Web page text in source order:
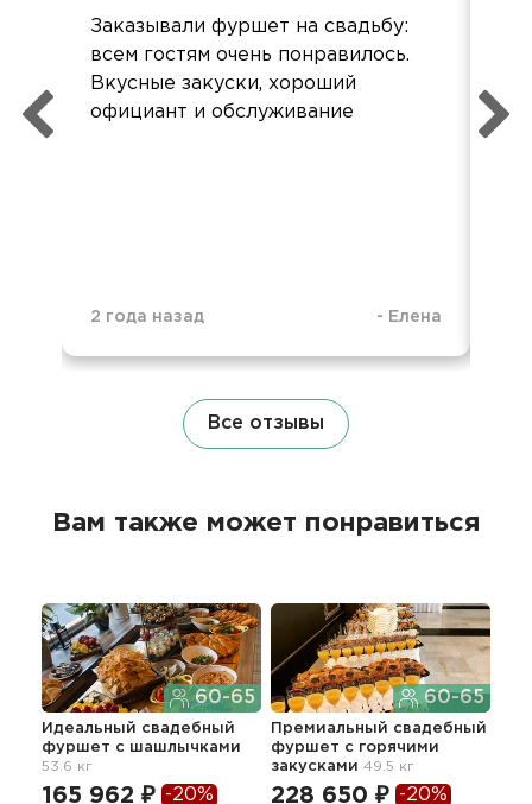
Заказывали фуршет на свадьбу:
всем гостям очень понравилось.
Вкусные закуски, хороший
официант и обслуживание
2 года назад - Елена
Все отзывы
Вам также может понравиться
60-65
Идеальный свадебный
фуршет с шашлычками
53.6 кг
165 962 ₽ -20%
60-65
Премиальный свадебный
фуршет с горячими
закусками 49.5 кг
228 650 ₽ -20%